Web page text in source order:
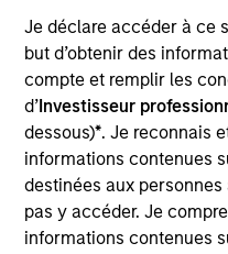
Je déclare accéder à ce
but d’obtenir des
compte et remplir les
d’Investisseur
dessous)*. Je reconnais
informations contenues
destinées aux
pas y accéder. Je
informations contenues
Portfolio Solutions Group
Christian is an executive
Solutions Group at
the Quantitative
engineering initiatives
systems, research